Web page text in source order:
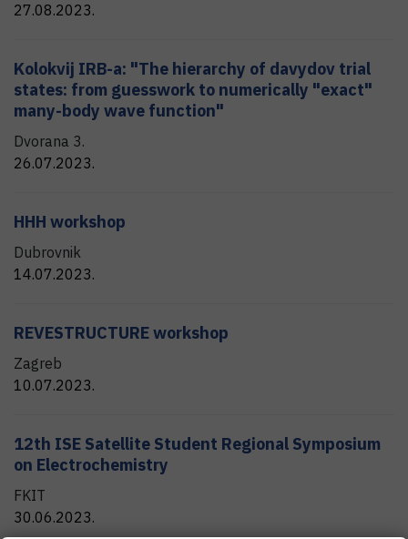
27.08.2023.
Kolokvij IRB-a: "The hierarchy of davydov trial
states: from guesswork to numerically "exact"
many-body wave function"
Dvorana 3.
26.07.2023.
HHH workshop
Dubrovnik
14.07.2023.
REVESTRUCTURE workshop
Zagreb
10.07.2023.
12th ISE Satellite Student Regional Symposium
on Electrochemistry
FKIT
30.06.2023.